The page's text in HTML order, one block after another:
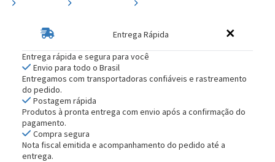
Entrega Rápida
Entrega rápida e segura para você
Envio para todo o Brasil
Entregamos com transportadoras confiáveis e rastreamento
do pedido.
Postagem rápida
Produtos à pronta entrega com envio após a confirmação do
pagamento.
Compra segura
Nota fiscal emitida e acompanhamento do pedido até a
entrega.